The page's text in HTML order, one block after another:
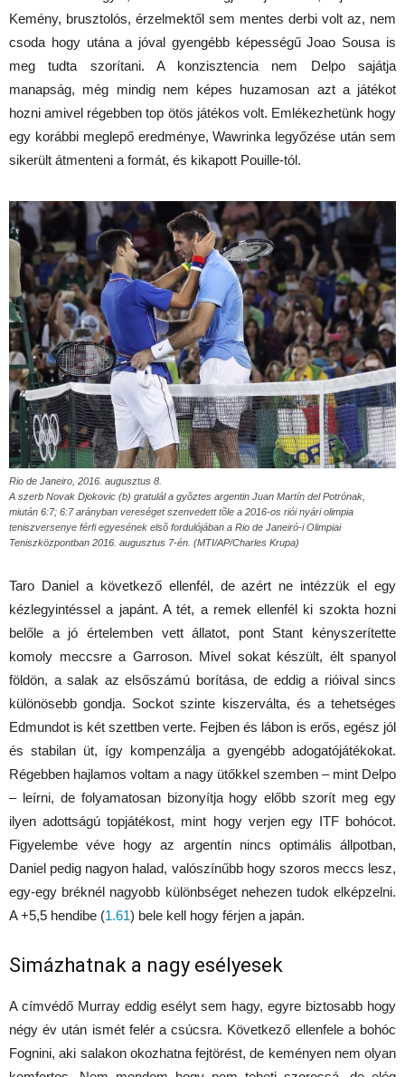
Kemény, brusztolós, érzelmektől sem mentes derbi volt az, nem
csoda hogy utána a jóval gyengébb képességű Joao Sousa is
meg tudta szorítani. A konzisztencia nem Delpo sajátja
manapság, még mindig nem képes huzamosan azt a játékot
hozni amivel régebben top ötös játékos volt. Emlékezhetünk hogy
egy korábbi meglepő eredménye, Wawrinka legyőzése után sem
sikerült átmenteni a formát, és kikapott Pouille-tól.
Rio de Janeiro, 2016. augusztus 8.
A szerb Novak Djokovic (b) gratulál a gyõztes argentin Juan Martín del Potrónak,
miután 6:7; 6:7 arányban vereséget szenvedett tõle a 2016-os riói nyári olimpia
teniszversenye férfi egyesének elsõ fordulójában a Rio de Janeiró-i Olimpiai
Teniszközpontban 2016. augusztus 7-én. (MTI/AP/Charles Krupa)
Taro Daniel a következő ellenfél, de azért ne intézzük el egy
kézlegyintéssel a japánt. A tét, a remek ellenfél ki szokta hozni
belőle a jó értelemben vett állatot, pont Stant kényszerítette
komoly meccsre a Garroson. Mivel sokat készült, élt spanyol
földön, a salak az elsőszámú borítása, de eddig a rióival sincs
különösebb gondja. Sockot szinte kiszerválta, és a tehetséges
Edmundot is két szettben verte. Fejben és lábon is erős, egész jól
és stabilan üt, így kompenzálja a gyengébb adogatójátékokat.
Régebben hajlamos voltam a nagy ütőkkel szemben – mint Delpo
– leírni, de folyamatosan bizonyítja hogy előbb szorít meg egy
ilyen adottságú topjátékost, mint hogy verjen egy ITF bohócot.
Figyelembe véve hogy az argentín nincs optimális állpotban,
Daniel pedig nagyon halad, valószínűbb hogy szoros meccs lesz,
egy-egy bréknél nagyobb különbséget nehezen tudok elképzelni.
A +5,5 hendibe (1.61) bele kell hogy férjen a japán.
Simázhatnak a nagy esélyesek
A címvédő Murray eddig esélyt sem hagy, egyre biztosabb hogy
négy év után ismét felér a csúcsra. Következő ellenfele a bohóc
Fognini, aki salakon okozhatna fejtörést, de keményen nem olyan